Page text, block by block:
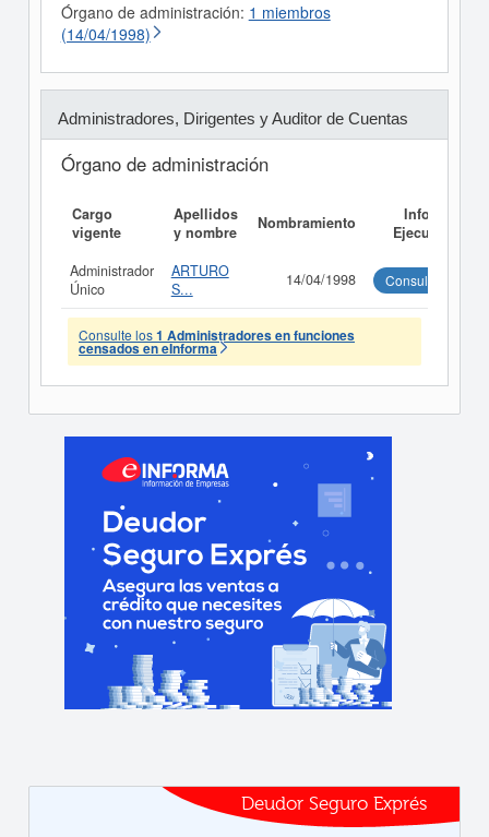
Órgano de administración: 1 miembros
(14/04/1998)
Administradores, Dirigentes y Auditor de Cuentas
Órgano de administración
Cargo
vigente
Apellidos
y nombre
Nombramiento
Informe
Ejecutivo
Administrador
Único
ARTURO
S...
14/04/1998 Consultar
Consulte los1 Administradores en funciones
censados en eInforma
Deudor Seguro Exprés